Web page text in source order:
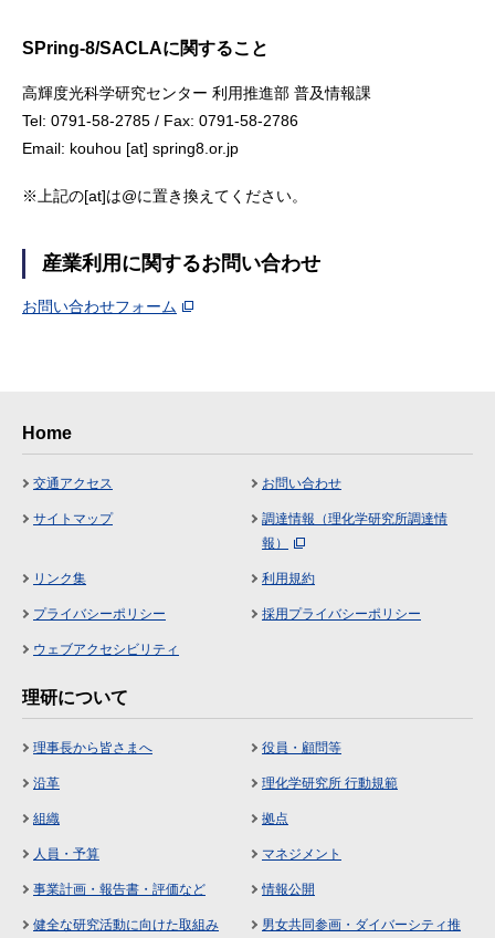
SPring-8/SACLAに関すること
高輝度光科学研究センター 利用推進部 普及情報課
Tel: 0791-58-2785 / Fax: 0791-58-2786
Email: kouhou [at] spring8.or.jp
※上記の[at]は@に置き換えてください。
産業利用に関するお問い合わせ
お問い合わせフォーム
Home
交通アクセス お問い合わせ
サイトマップ
調達情報（理化学研究所調達情
報）
リンク集 利用規約
プライバシーポリシー 採用プライバシーポリシー
ウェブアクセシビリティ
理研について
理事長から皆さまへ 役員・顧問等
沿革 理化学研究所 行動規範
組織 拠点
人員・予算 マネジメント
事業計画・報告書・評価など 情報公開
健全な研究活動に向けた取組み
男女共同参画・ダイバーシティ推